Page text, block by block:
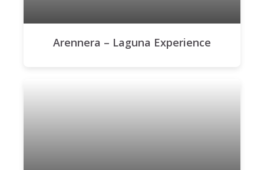
Arennera – Laguna Experience